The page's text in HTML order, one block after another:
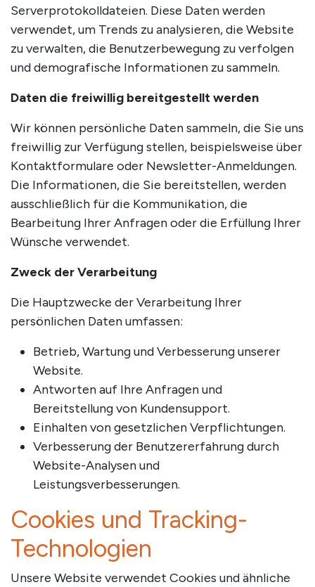
Serverprotokolldateien. Diese Daten werden
verwendet, um Trends zu analysieren, die Website
zu verwalten, die Benutzerbewegung zu verfolgen
und demografische Informationen zu sammeln.
Daten die freiwillig bereitgestellt werden
Wir können persönliche Daten sammeln, die Sie uns
freiwillig zur Verfügung stellen, beispielsweise über
Kontaktformulare oder Newsletter-Anmeldungen.
Die Informationen, die Sie bereitstellen, werden
ausschließlich für die Kommunikation, die
Bearbeitung Ihrer Anfragen oder die Erfüllung Ihrer
Wünsche verwendet.
Zweck der Verarbeitung
Die Hauptzwecke der Verarbeitung Ihrer
persönlichen Daten umfassen:
Betrieb, Wartung und Verbesserung unserer
Website.
Antworten auf Ihre Anfragen und
Bereitstellung von Kundensupport.
Einhalten von gesetzlichen Verpflichtungen.
Verbesserung der Benutzererfahrung durch
Website-Analysen und
Leistungsverbesserungen.
Cookies und Tracking-
Technologien
Unsere Website verwendet Cookies und ähnliche